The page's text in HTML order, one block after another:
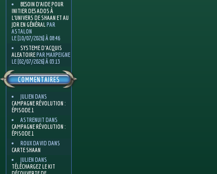
BESOIN D’AIDE POUR
INITIER DES ADOS À
L’UNIVERS DE SHAAN ET AU
JDR EN GÉNÉRALPAR
ASTALON
LE [10/07/2026] À 08:46
SYSTEME D'ACQUIS
ALEATOIREPAR MAXPEIGNE
LE [02/07/2026] À 03:13
COMMENTAIRES
JULIEN DANS
CAMPAGNE RÉVOLUTION :
ÉPISODE 1
ASTRENUIT DANS
CAMPAGNE RÉVOLUTION :
ÉPISODE 1
ROUX DAVID DANS
CARTE SHAAN
JULIEN DANS
TÉLÉCHARGEZ LE KIT